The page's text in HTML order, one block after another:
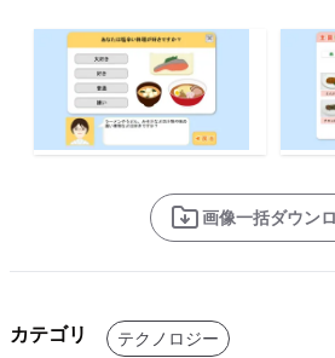
画像一括ダウン
カテゴリ テクノロジー